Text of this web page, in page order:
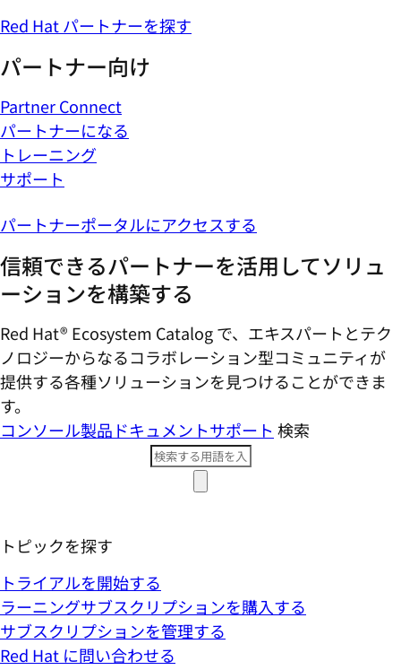
Red Hat パートナーを探す
パートナー向け
Partner Connect
パートナーになる
トレーニング
サポート
パートナーポータルにアクセスする
信頼できるパートナーを活用してソリュ
ーションを構築する
Red Hat® Ecosystem Catalog で、エキスパートとテク
ノロジーからなるコラボレーション型コミ​ュニティが
提供する各種ソリューションを見つけることができま
す。
コンソール製品ドキュメントサポート 検索
トピックを探す
トライアルを開始する
ラーニングサブスクリプションを購入する
サブスクリプションを管理する
Red Hat に問い合わせる